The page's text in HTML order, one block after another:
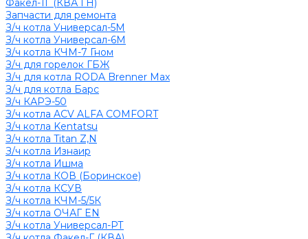
Факел-1Г (КВА ГН)
Запчасти для ремонта
З/ч котла Универсал-5М
З/ч котла Универсал-6М
З/ч котла КЧМ-7 Гном
З/ч для горелок ГБЖ
З/ч для котла RODA Brenner Max
З/ч для котла Барс
З/ч КАРЭ-50
З/ч котла ACV ALFA COMFORT
З/ч котла Kentatsu
З/ч котла Titan Z,N
З/ч котла Изнаир
З/ч котла Ишма
З/ч котла КОВ (Боринское)
З/ч котла КСУВ
З/ч котла КЧМ-5/5К
З/ч котла ОЧАГ EN
З/ч котла Универсал-РТ